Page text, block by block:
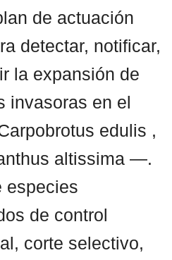
de actuación
detectar, notificar,
la expansión de
invasoras en el
edulis ,
altissima —.
especies
de control
corte selectivo,